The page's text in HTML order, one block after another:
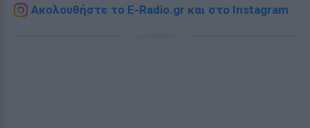
Ακολουθήστε το E-Radio.gr και στο Instagram